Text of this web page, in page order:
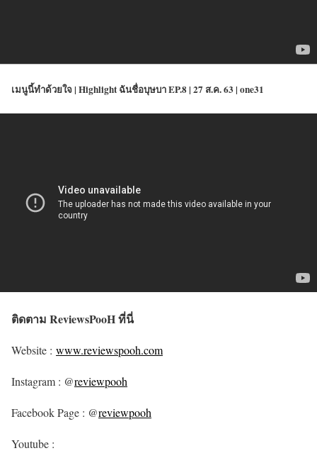
เมนูนี้ทำด้วยใจ | Highlight ฉันชื่อบุษบา EP.8 | 27 ส.ค. 63 | one31
ติดตาม ReviewsPooH ที่นี่
Website : www.reviewspooh.com
Instagram : @reviewpooh
Facebook Page : @reviewpooh
Youtube :